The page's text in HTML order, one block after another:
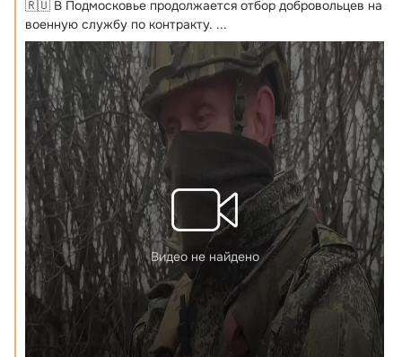
🇷🇺 В Подмосковье продолжается отбор добровольцев на
военную службу по контракту. ...
Видео не найдено